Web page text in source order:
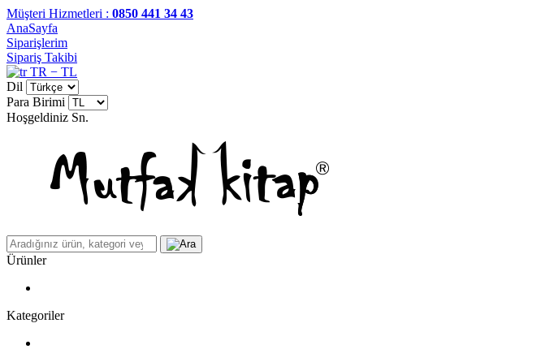
Müşteri Hizmetleri : 0850 441 34 43
AnaSayfa
Siparişlerim
Sipariş Takibi
TR − TL
Dil
Para Birimi
Hoşgeldiniz Sn.
Ürünler
Kategoriler